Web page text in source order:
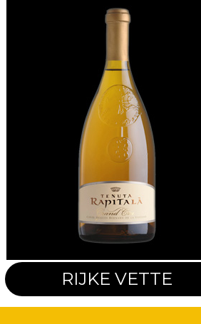
RIJKE VETTE